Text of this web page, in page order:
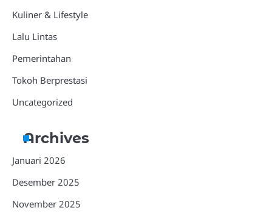
Kuliner & Lifestyle
Lalu Lintas
Pemerintahan
Tokoh Berprestasi
Uncategorized
Archives
Januari 2026
Desember 2025
November 2025